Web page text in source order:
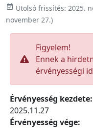
event_available Utolsó frissítés: 2025.
november 27.)
Figyelem!
Ennek a
érvényességi
Érvényesség kezdete:
2025.11.27
Érvényesség vége: